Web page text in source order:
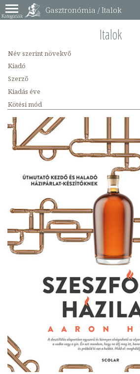
Gasztronómia / Italok
Italok
Név szerint növekvő
Kiadó
Szerző
Kiadás éve
Kötési mód